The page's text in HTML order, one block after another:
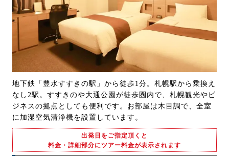
地下鉄「豊水すすきの駅」から徒歩1分。札幌駅から乗換え
なし2駅。すすきのや大通公園が徒歩圏内で、札幌観光やビ
ジネスの拠点としても便利です。お部屋は木目調で、全室
に加湿空気清浄機を設置しています。
出発日をご指定頂くと
料金・詳細部分にツアー料金が表示されます